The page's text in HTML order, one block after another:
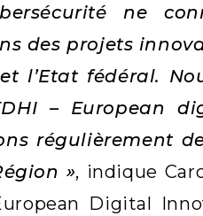
ne
des projets
et l’Etat fédéral.
– European
régulièrement
», indique
Digital